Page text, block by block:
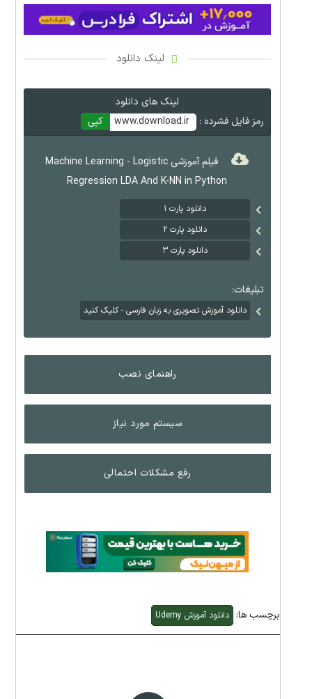
لینک دانلود
لینک های دانلود
رمز فایل فشرده :
www.download.ir کپی
فیلم آموزشی Machine Learning - Logistic
Regression LDA And K-NN in Python
دانلود پارت ۱
دانلود پارت ۲
دانلود پارت ۳
تبلیغات:
دانلود آموزش تصویری به زبان فارسی - کلیک کنید
راهنمای نصب
سیستم مورد نیاز
رفع مشکلات احتمالی
برچسب ها: دانلود آموزش Udemy